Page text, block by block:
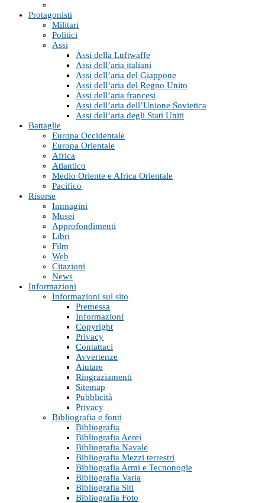
Protagonisti
Militari
Politici
Assi
Assi della Luftwaffe
Assi dell’aria italiani
Assi dell’aria del Giappone
Assi dell’aria del Regno Unito
Assi dell’aria francesi
Assi dell’aria dell’Unione Sovietica
Assi dell’aria degli Stati Uniti
Battaglie
Europa Occidentale
Europa Orientale
Africa
Atlantico
Medio Oriente e Africa Orientale
Pacifico
Risorse
Immagini
Musei
Approfondimenti
Libri
Film
Web
Citazioni
News
Informazioni
Informazioni sul sito
Premessa
Informazioni
Copyright
Privacy
Contattaci
Avvertenze
Aiutare
Ringraziamenti
Sitemap
Pubblicità
Privacy
Bibliografia e fonti
Bibliografia
Bibliografia Aerei
Bibliografia Navale
Bibliografia Mezzi terrestri
Bibliografia Armi e Tecnonogie
Bibliografia Varia
Bibliografia Siti
Bibliografia Foto